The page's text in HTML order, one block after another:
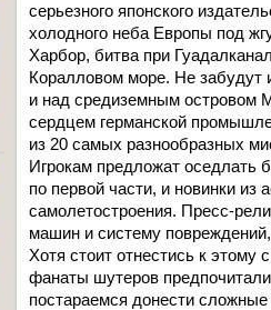
серьезного японского
холодного неба Европы под
Харбор, битва при
Коралловом море. Не забудут
и над средиземным островом
сердцем германской
из 20 самых разнообразных
Игрокам предложат оседлать
по первой части, и новинки из
самолетостроения. Пресс-
машин и систему
Хотя стоит отнестись к этому
фанаты шутеров
постараемся донести